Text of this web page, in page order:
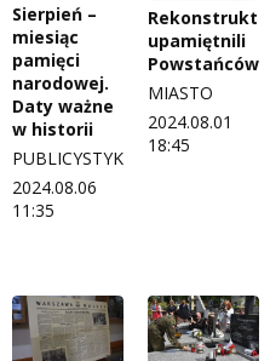
Sierpień –
miesiąc
pamięci
narodowej.
Daty ważne
w historii
PUBLICYSTYKA
2024.08.06
11:35
upamiętnili
Powstańców
MIASTO
2024.08.01
18:45